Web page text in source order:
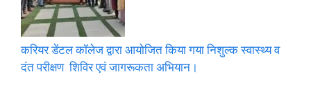
करियर डेंटल कॉलेज द्वारा आयोजित किया गया निशुल्क स्वास्थ्य व
दंत परीक्षण शिविर एवं जागरूकता अभियान।